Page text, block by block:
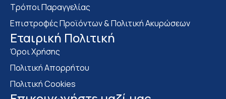
Τρόποι Παραγγελίας
Επιστροφές Προϊόντων & Πολιτική Ακυρώσεων
Eταιρική Πολιτική
Όροι Χρήσης
Πολιτική Απορρήτου
Πολιτική Cookies